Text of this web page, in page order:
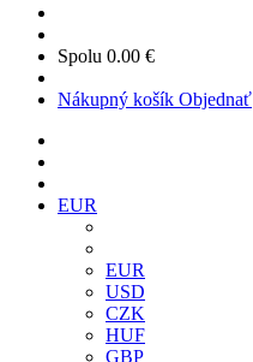
Spolu 0.00 €
Nákupný košík Objednať
EUR
EUR
USD
CZK
HUF
GBP